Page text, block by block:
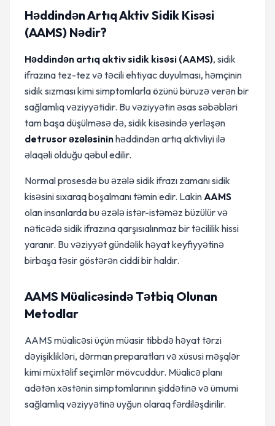
Həddindən Artıq Aktiv Sidik Kisəsi
(AAMS) Nədir?
Həddindən artıq aktiv sidik kisəsi (AAMS), sidik
ifrazına tez-tez və təcili ehtiyac duyulması, həmçinin
sidik sızması kimi simptomlarla özünü büruzə verən bir
sağlamlıq vəziyyətidir. Bu vəziyyətin əsas səbəbləri
tam başa düşülməsə də, sidik kisəsində yerləşən
detrusor əzələsininhəddindən artıq aktivliyi ilə
əlaqəli olduğu qəbul edilir.
Normal prosesdə bu əzələ sidik ifrazı zamanı sidik
kisəsini sıxaraq boşalmanı təmin edir. LakinAAMS
olan insanlarda bu əzələ istər-istəməz büzülür və
nəticədə sidik ifrazına qarşısıalınmaz bir təcililik hissi
yaranır. Bu vəziyyət gündəlik həyat keyfiyyətinə
birbaşa təsir göstərən ciddi bir haldır.
AAMS Müalicəsində Tətbiq Olunan
Metodlar
AAMS müalicəsi üçün müasir tibbdə həyat tərzi
dəyişiklikləri, dərman preparatları və xüsusi məşqlər
kimi müxtəlif seçimlər mövcuddur. Müalicə planı
adətən xəstənin simptomlarının şiddətinə və ümumi
sağlamlıq vəziyyətinə uyğun olaraq fərdiləşdirilir.